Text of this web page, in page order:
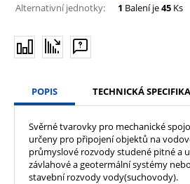
Alternativní jednotky:
1 Balení je45 Ks
POPIS TECHNICKÁ
Svěrné tvarovky pro mechanické
určeny pro připojení objektů na
průmyslové rozvody studené pitné a
závlahové a geotermální systémy
stavební rozvody vody(suchovody).